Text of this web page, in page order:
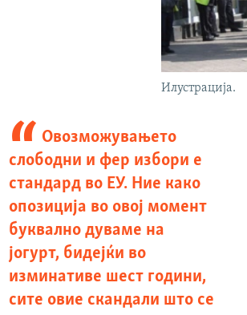
Илустрација.
Овозможувањето
слободни и фер избори е
стандард во ЕУ. Ние како
опозиција во овој момент
буквално дуваме на
јогурт, бидејќи во
изминативе шест години,
сите овие скандали што се